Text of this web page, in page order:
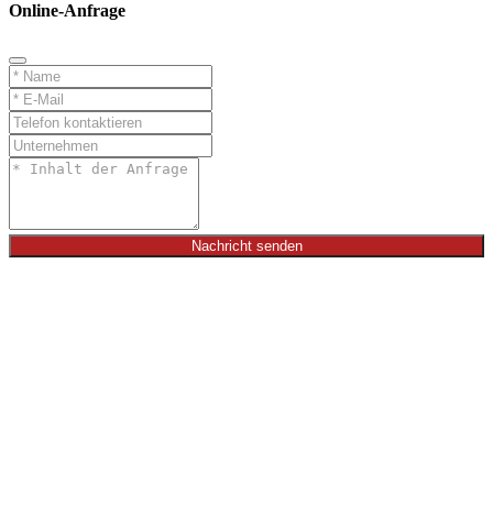
Online-Anfrage
Nachricht senden